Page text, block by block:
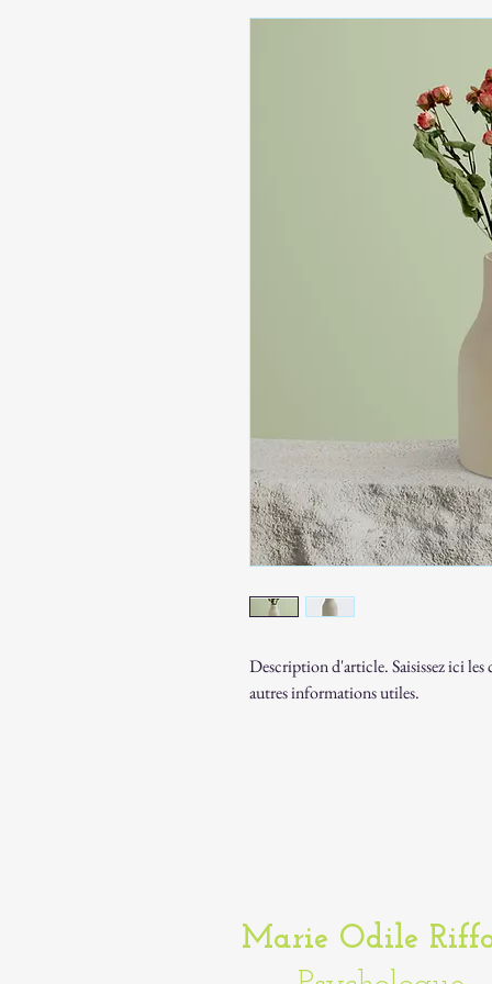
Description d'article. Saisissez ici
autres informations utiles.
Marie Odile